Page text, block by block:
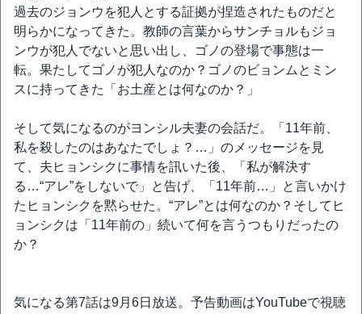
過去のジョンウを犯人とする証拠が捏造されたものだと
明らかになってきた。教師の言葉からサンチョルもジョ
ンウが犯人でないと思い出し、ゴノの登場で事態は一
転。果たしてゴノが犯人なのか？ゴノのビョンムとミン
スに持ってきた「お土産とは何なのか？」
そして気になるのがヨンシル夫妻の会話だ。「11年前、
私を殺したのはあなたでしょ？…」のメッセージを見
て、夫ヒョンシクに事情を訊いた後、「私が解決す
る…“アレ”をしないで」と告げ、「11年前…」と言いかけ
たヒョンシクを黙らせた。“アレ”とは何なのか？そしてヒ
ョンシクは「11年前の」続いて何を言うつもりだったの
か？
気になる第7話は9月6日放送。予告動画はYouTubeで視聴